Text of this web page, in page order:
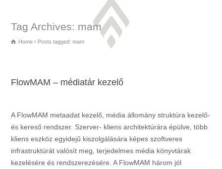
Tag Archives: mam
Home Posts tagged: mam
FlowMAM – médiatár kezelő
A FlowMAM metaadat kezelő, média állomány struktúra kezelő-
és kereső rendszer. Szerver- kliens architektúrára épülve, több
kliens eszköz egyidejű kiszolgálására képes szoftveres
infrastruktúrát valósít meg, terjedelmes média könyvtárak
kezelésére és rendszerezésére. A FlowMAM három jól